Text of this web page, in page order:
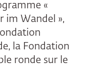
«
im Wandel »,
la Fondation
ronde sur le